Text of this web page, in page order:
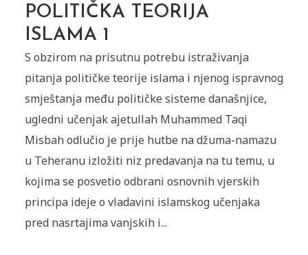
POLITIČKA TEORIJA
ISLAMA 1
S obzirom na prisutnu potrebu istraživanja
pitanja političke teorije islama i njenog ispravnog
smještanja među političke sisteme današnjice,
ugledni učenjak ajetullah Muhammed Taqi
Misbah odlučio je prije hutbe na džuma-namazu
u Teheranu izložiti niz predavanja na tu temu, u
kojima se posvetio odbrani osnovnih vjerskih
principa ideje o vladavini islamskog učenjaka
pred nasrtajima vanjskih i...